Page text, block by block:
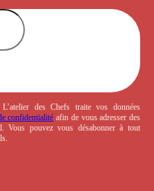
des Chefs traite vos données
confidentialité afin de vous adresser des
Vous pouvez vous désabonner à tout